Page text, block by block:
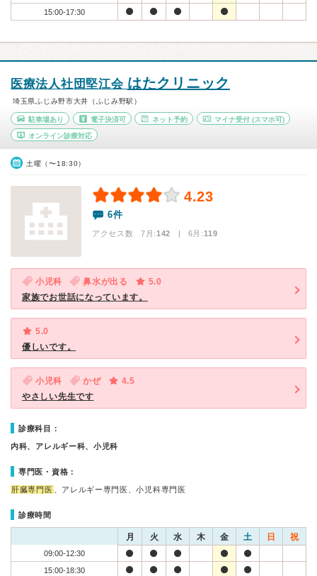
15:00-17:30
医療法人社団堅江会 はたクリニック
埼玉県ふじみ野市大井（ふじみ野駅）
駐車場あり 電子決済可 ネット予約 マイナ受付 (スマホ可)
オンライン診療対応
土曜（〜18:30）
4.23
6件
アクセス数 7月:142 | 6月:119
小児科 鼻水が出る
5.0
家族でお世話になっています。
5.0
優しいです。
小児科 かぜ
4.5
やさしい先生です
診療科目：
内科、アレルギー科、小児科
専門医・資格：
肝臓専門医 、アレルギー専門医、小児科専門医
診療時間
月 火 水 木 金 土 日 祝
09:00-12:30
15:00-18:30